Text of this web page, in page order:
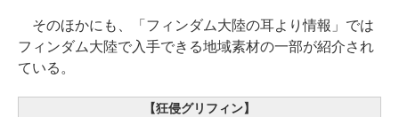
そのほかにも、「フィンダム大陸の耳より情報」では
フィンダム大陸で入手できる地域素材の一部が紹介され
ている。
【狂侵グリフィン】